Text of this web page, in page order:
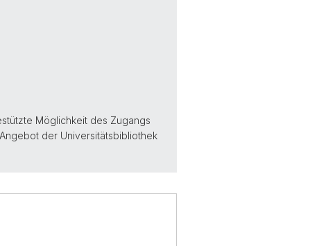
Möglichkeit des Zugangs
der Universitätsbibliothek